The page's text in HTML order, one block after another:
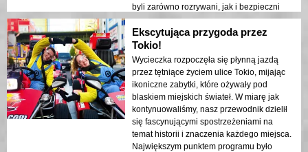
byli zarówno rozrywani, jak i bezpieczni
przez cały czas trwania doświadczenia.
Światła miasta odbijające się w zatoce
stworzyły senna atmosferę, która
pozostawiła trwałe wrażenie. Ta wycieczka
jest idealna dla osób odwiedzających po
raz pierwszy, które chcą połączyć przygodę
z zwiedzaniem. Kontrast między
nowoczesnymi strukturami Tokio a
historycznymi obszarami był pięknie
ukazany w nocnych światłach. Gorąco
polecam tę wycieczkę każdemu!
Ekscytująca przygoda przez
Tokio!
Wycieczka rozpoczęła się płynną jazdą
przez tętniące życiem ulice Tokio, mijając
ikoniczne zabytki, które ożywały pod
blaskiem miejskich świateł. W miarę jak
kontynuowaliśmy, nasz przewodnik dzielił
się fascynującymi spostrzeżeniami na
temat historii i znaczenia każdego miejsca.
Największym punktem programu było